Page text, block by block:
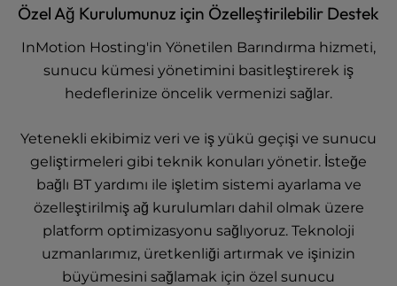
Özel Ağ Kurulumunuz için Özelleştirilebilir Destek
InMotion Hosting'in Yönetilen Barındırma hizmeti,
sunucu kümesi yönetimini basitleştirerek iş
hedeflerinize öncelik vermenizi sağlar.
Yetenekli ekibimiz veri ve iş yükü geçişi ve sunucu
geliştirmeleri gibi teknik konuları yönetir. İsteğe
bağlı BT yardımı ile işletim sistemi ayarlama ve
özelleştirilmiş ağ kurulumları dahil olmak üzere
platform optimizasyonu sağlıyoruz. Teknoloji
uzmanlarımız, üretkenliği artırmak ve işinizin
büyümesini sağlamak için özel sunucu